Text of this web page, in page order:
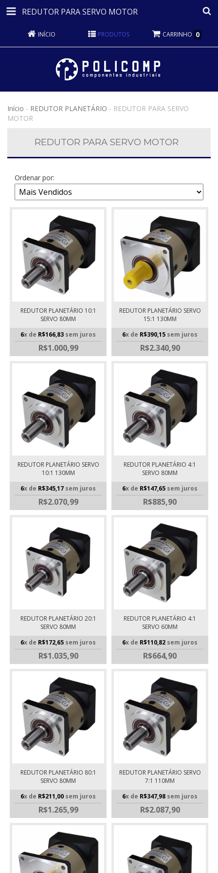
REDUTOR PARA SERVO MOTOR
INÍCIO PRODUTOS CARRINHO 0
Início - REDUTOR PLANETÁRIO - REDUTOR PARA SERVO
MOTOR
REDUTOR PARA SERVO MOTOR
Ordenar por:
REDUTOR PLANETÁRIO 10:1
SERVO 80MM
6x de R$166,83 sem juros
R$1.000,99
REDUTOR PLANETÁRIO SERVO
15:1 130MM
6x de R$390,15 sem juros
R$2.340,90
REDUTOR PLANETÁRIO SERVO
10:1 130MM
6x de R$345,17 sem juros
R$2.070,99
REDUTOR PLANETÁRIO 4:1
SERVO 80MM
6x de R$147,65 sem juros
R$885,90
REDUTOR PLANETÁRIO 20:1
SERVO 80MM
6x de R$172,65 sem juros
R$1.035,90
REDUTOR PLANETÁRIO 4:1
SERVO 60MM
6x de R$110,82 sem juros
R$664,90
REDUTOR PLANETÁRIO 80:1
SERVO 80MM
6x de R$211,00 sem juros
R$1.265,99
REDUTOR PLANETÁRIO SERVO
7:1 110MM
6x de R$347,98 sem juros
R$2.087,90